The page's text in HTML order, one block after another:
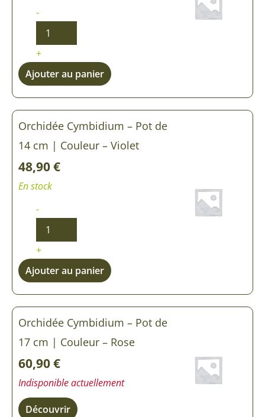
-
+
Ajouter au panier
Orchidée Cymbidium – Pot de
14 cm | Couleur – Violet
48,90€
En stock
-
+
Ajouter au panier
Orchidée Cymbidium – Pot de
17 cm | Couleur – Rose
60,90€
Indisponible actuellement
Découvrir